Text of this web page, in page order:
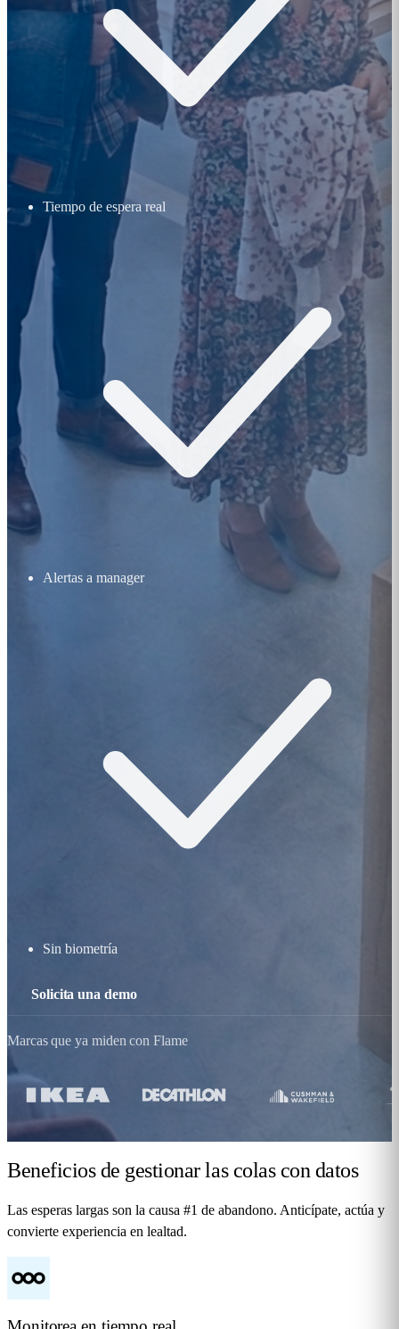
Tiempo de espera real
Alertas a manager
Sin biometría
Solicita una demo
Marcas que ya miden con Flame
Beneficios de gestionar las colas con datos
Las esperas largas son la causa #1 de abandono. Anticípate, actúa y
convierte experiencia en lealtad.